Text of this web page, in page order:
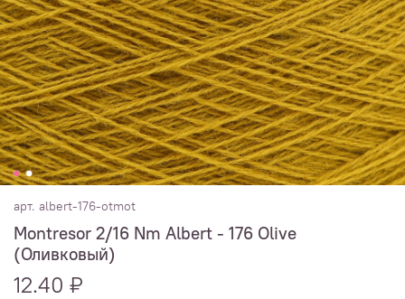
арт. albert-176-otmot
Montresor 2/16 Nm Albert - 176 Olive
(Оливковый)
12.40 ₽